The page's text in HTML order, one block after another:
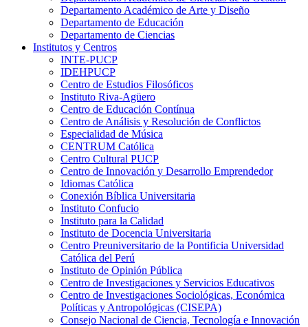
Departamento Académico de Arte y Diseño
Departamento de Educación
Departamento de Ciencias
Institutos y Centros
INTE-PUCP
IDEHPUCP
Centro de Estudios Filosóficos
Instituto Riva-Agüero
Centro de Educación Contínua
Centro de Análisis y Resolución de Conflictos
Especialidad de Música
CENTRUM Católica
Centro Cultural PUCP
Centro de Innovación y Desarrollo Emprendedor
Idiomas Católica
Conexión Bíblica Universitaria
Instituto Confucio
Instituto para la Calidad
Instituto de Docencia Universitaria
Centro Preuniversitario de la Pontificia Universidad
Católica del Perú
Instituto de Opinión Pública
Centro de Investigaciones y Servicios Educativos
Centro de Investigaciones Sociológicas, Económica
Políticas y Antropológicas (CISEPA)
Consejo Nacional de Ciencia, Tecnología e Innovación